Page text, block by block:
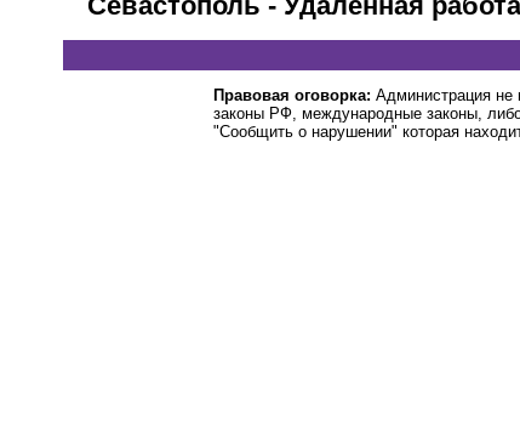
Правовая оговорка: Администрация не
законы РФ, международные законы,
"Сообщить о нарушении" которая